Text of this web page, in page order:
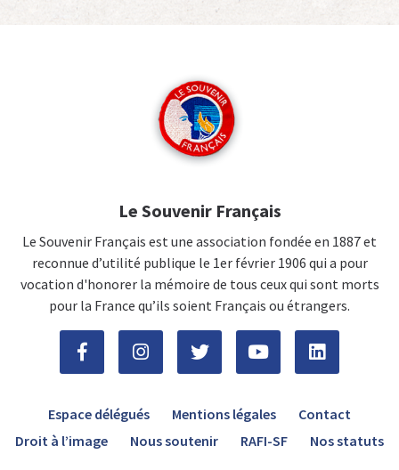
Le Souvenir Français
Le Souvenir Français est une association fondée en 1887 et
reconnue d’utilité publique le 1er février 1906 qui a pour
vocation d'honorer la mémoire de tous ceux qui sont morts
pour la France qu’ils soient Français ou étrangers.
Espace délégués Mentions légales
Contact
Droit à l’image
Nous soutenir RAFI-SF Nos statuts